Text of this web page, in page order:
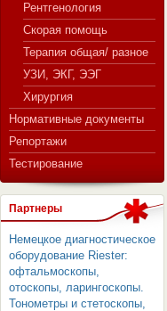
СЕРВЕР
Рентгенология
Скорая помощь
Терапия общая/ разное
УЗИ, ЭКГ, ЭЭГ
Хирургия
Нормативные документы
Репортажи
Тестирование
Партнеры
Немецкое диагностическое
оборудование Riester:
офтальмоскопы,
отоскопы, ларингоскопы.
Тонометры и стетоскопы,